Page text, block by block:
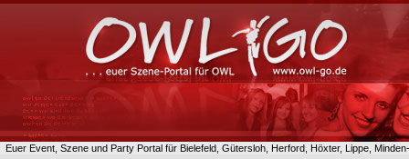
Euer Event, Szene und Party Portal für Bielefeld, Gütersloh, Herford, Höxter, Lippe,